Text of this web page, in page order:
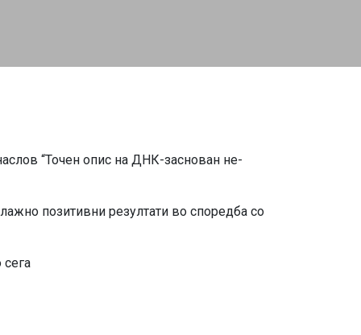
“Точен опис на ДНК-заснован не-
позитивни резултати во споредба со
сега